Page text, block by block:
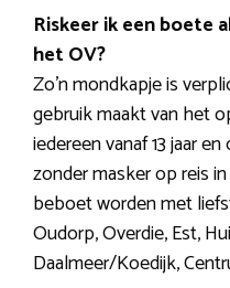
Riskeer ik een boete
het OV?
Zo’n mondkapje is
gebruik maakt van het
iedereen vanaf 13 jaar
zonder masker op reis
beboet worden met
Oudorp, Overdie, Est,
Daalmeer/Koedijk,